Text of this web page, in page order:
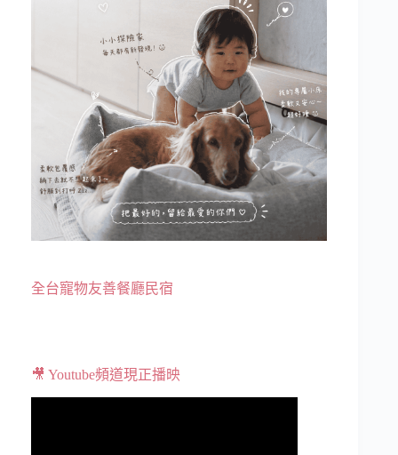
全台寵物友善餐廳民宿
🎥 Youtube頻道現正播映